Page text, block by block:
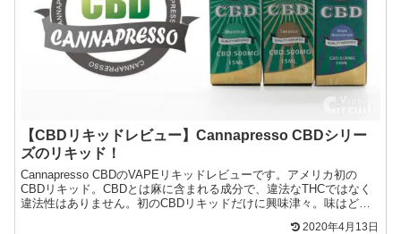
【CBDリキッドレビュー】Cannapresso CBDシリー
ズのリキッド！
Cannapresso CBDのVAPEリキッドレビューです。アメリカ初の
CBDリキッド。CBDとは麻に含まれる成分で、違法なTHCではなく
違法性はありません。初のCBDリキッドだけに興味津々。味はどう
2020年4月13日